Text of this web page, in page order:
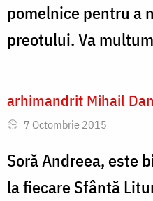
pomelnice pentru a
preotului. Va
arhimandrit Mihail
7 Octombrie 2015
Soră Andreea, este
la fiecare Sfântă